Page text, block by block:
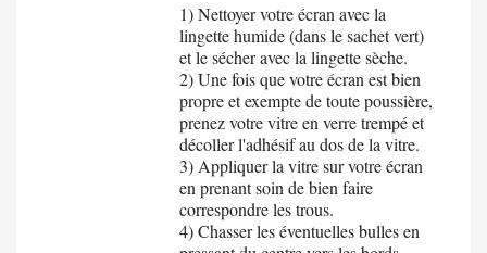
1) Nettoyer votre écran avec la
lingette humide (dans le sachet vert)
et le sécher avec la lingette sèche.
2) Une fois que votre écran est bien
propre et exempte de toute poussière,
prenez votre vitre en verre trempé et
décoller l'adhésif au dos de la vitre.
3) Appliquer la vitre sur votre écran
en prenant soin de bien faire
correspondre les trous.
4) Chasser les éventuelles bulles en